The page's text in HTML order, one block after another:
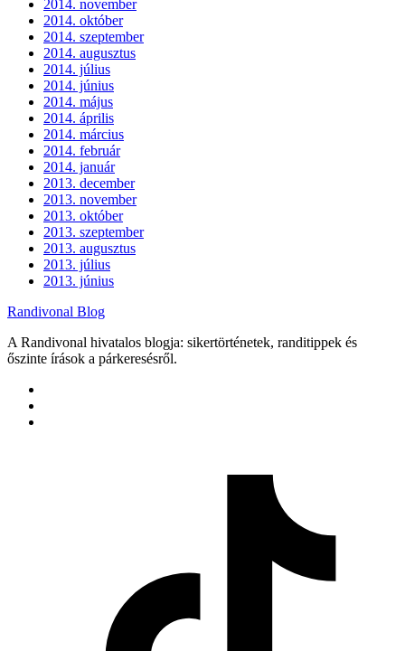
2014. november
2014. október
2014. szeptember
2014. augusztus
2014. július
2014. június
2014. május
2014. április
2014. március
2014. február
2014. január
2013. december
2013. november
2013. október
2013. szeptember
2013. augusztus
2013. július
2013. június
Randivonal Blog
A Randivonal hivatalos blogja: sikertörténetek, randitippek és
őszinte írások a párkeresésről.